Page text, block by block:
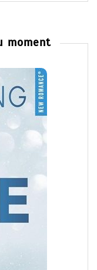
moment